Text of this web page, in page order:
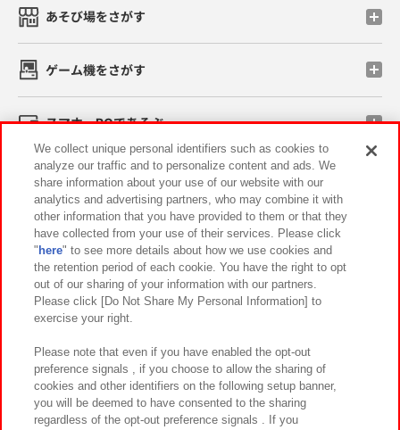
あそび場をさがす
ゲーム機をさがす
スマホ・PCであそぶ
イベント・キャンペーン
関連会社 サステナビリティ サイトポリシー
プライバシーポリシー ウェブアクセシビリティ方針と検証結果
お取引先さまとともに
カスタマーハラスメント対応方針 よくあるご質問・お問い合わせ
We collect unique personal identifiers such as cookies to
analyze our traffic and to personalize content and ads. We
share information about your use of our website with our
analytics and advertising partners, who may combine it with
other information that you have provided to them or that they
have collected from your use of their services. Please click
" here" to see more details about how we use cookies and
the retention period of each cookie. You have the right to opt
out of our sharing of your information with our partners.
Please click [Do Not Share My Personal Information] to
exercise your right.
Please note that even if you have enabled the opt-out
preference signals , if you choose to allow the sharing of
cookies and other identifiers on the following setup banner,
you will be deemed to have consented to the sharing
regardless of the opt-out preference signals . If you